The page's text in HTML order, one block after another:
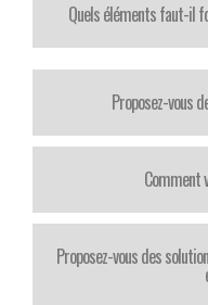
Quels éléments faut-il
Proposez-vous
Comment
Proposez-vous des